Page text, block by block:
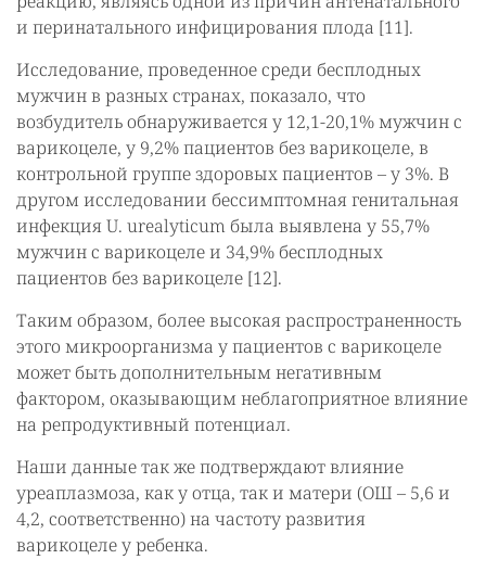
и перинатального инфицирования плода [11].
Исследование, проведенное среди бесплодных
мужчин в разных странах, показало, что
возбудитель обнаруживается у 12,1-20,1% мужчин с
варикоцеле, у 9,2% пациентов без варикоцеле, в
контрольной группе здоровых пациентов – у 3%. В
другом исследовании бессимптомная генитальная
инфекция U. urealyticum была выявлена у 55,7%
мужчин с варикоцеле и 34,9% бесплодных
пациентов без варикоцеле [12].
Таким образом, более высокая распространенность
этого микроорганизма у пациентов с варикоцеле
может быть дополнительным негативным
фактором, оказывающим неблагоприятное влияние
на репродуктивный потенциал.
Наши данные так же подтверждают влияние
уреаплазмоза, как у отца, так и матери (ОШ – 5,6 и
4,2, соответственно) на частоту развития
варикоцеле у ребенка.